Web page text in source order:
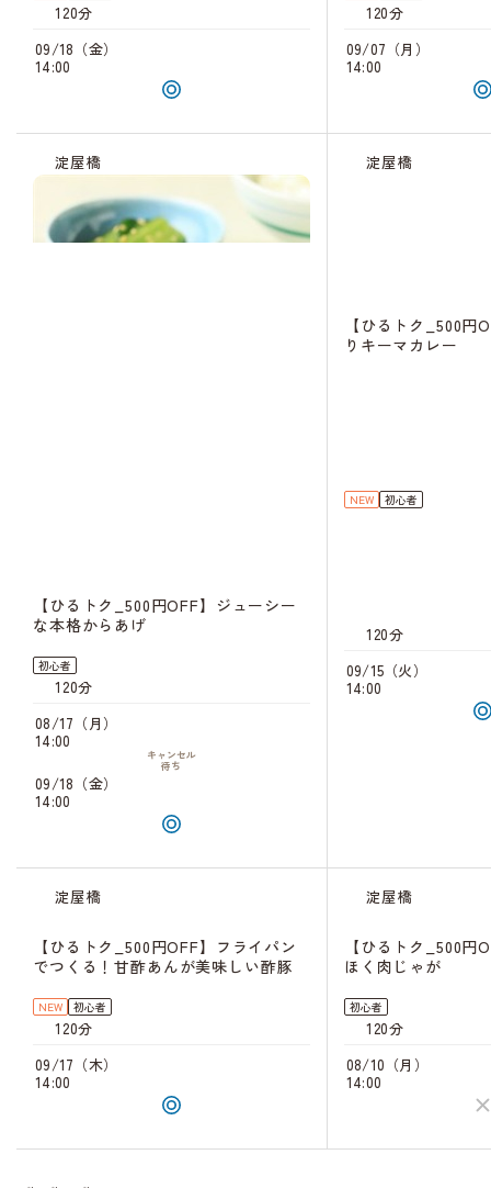
120分
09/18（金）
14:00
120分
09/07（月）
14:00
淀屋橋
【ひるトク_500円OFF】ジューシー
な本格からあげ
初心者
120分
08/17（月）
14:00
キャンセル
待ち
09/18（金）
14:00
淀屋橋
【ひるトク_500円
りキーマカレー
NEW 初心者
120分
09/15（火）
14:00
淀屋橋
【ひるトク_500円OFF】フライパン
でつくる！甘酢あんが美味しい酢豚
NEW 初心者
120分
09/17（木）
14:00
淀屋橋
【ひるトク_500円
ほく肉じゃが
初心者
120分
08/10（月）
14:00